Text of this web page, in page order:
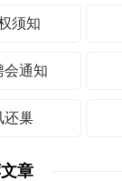
须知
会通知
还巢
章